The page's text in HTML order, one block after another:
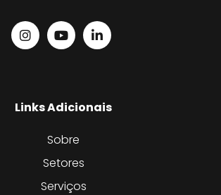
Links Adicionais
Sobre
Setores
Serviços